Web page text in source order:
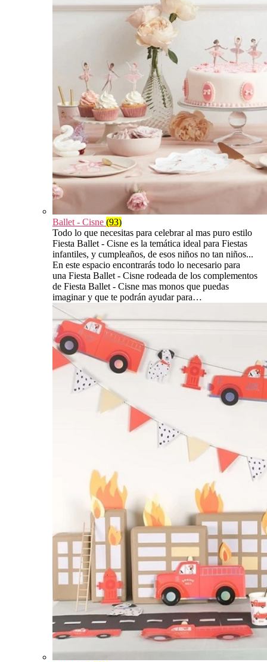
Ballet - Cisne (93)
Todo lo que necesitas para celebrar al mas puro estilo
Fiesta Ballet - Cisne es la temática ideal para Fiestas
infantiles, y cumpleaños, de esos niños no tan niños...
En este espacio encontrarás todo lo necesario para
una Fiesta Ballet - Cisne rodeada de los complementos
de Fiesta Ballet - Cisne mas monos que puedas
imaginar y que te podrán ayudar para…